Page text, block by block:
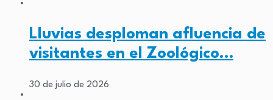
Lluvias desploman afluencia de
visitantes en el Zoológico…
30 de julio de 2026